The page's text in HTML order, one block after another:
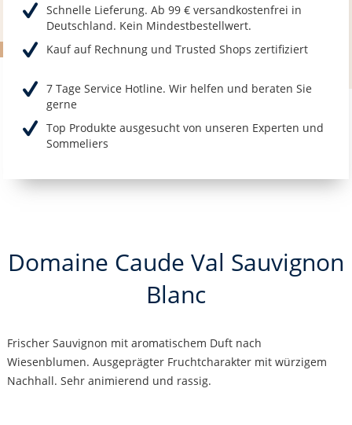
Schnelle Lieferung. Ab 99 € versandkostenfrei in
Deutschland. Kein Mindestbestellwert.
Kauf auf Rechnung und Trusted Shops zertifiziert
7 Tage Service Hotline. Wir helfen und beraten Sie
gerne
Top Produkte ausgesucht von unseren Experten und
Sommeliers
Domaine Caude Val Sauvignon
Blanc
Frischer Sauvignon mit aromatischem Duft nach
Wiesenblumen. Ausgeprägter Fruchtcharakter mit würzigem
Nachhall. Sehr animierend und rassig.